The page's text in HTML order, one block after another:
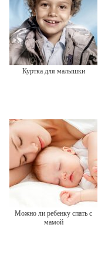
Куртка для малышки
Можно ли ребенку спать с
мамой